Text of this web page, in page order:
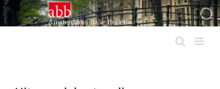
Ga
naar
inhoud